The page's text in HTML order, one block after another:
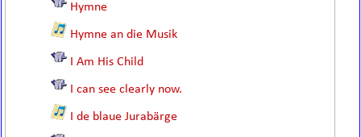
Hymne
Hymne an die Musik
I Am His Child
I can see clearly now.
I de blaue Jurabärge